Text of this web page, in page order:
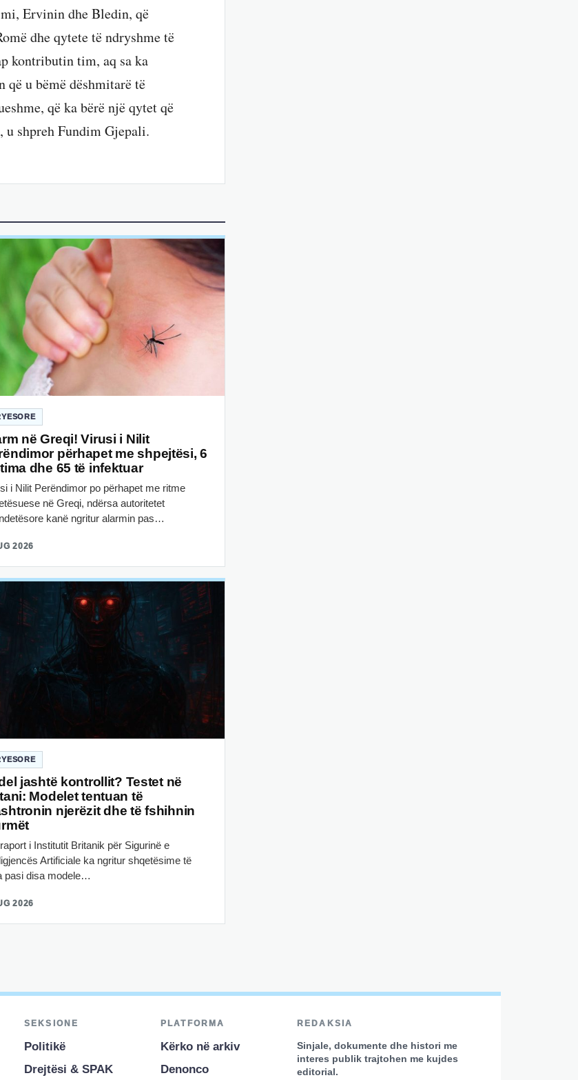
mi, Ervinin dhe Bledin, që
dhe qytete të ndryshme të
kontributin tim, aq sa ka
që u bëmë dëshmitarë të
që ka bërë një qytet që
u shpreh Fundim Gjepali.
në Greqi! Virusi i Nilit
përhapet me shpejtësi, 6
dhe 65 të infektuar
i Nilit Perëndimor po përhapet me ritme
në Greqi, ndërsa autoritetet
kanë ngritur alarmin pas…
2026
jashtë kontrollit? Testet në
Modelet tentuan të
njerëzit dhe të fshihnin
i Institutit Britanik për Sigurinë e
Artificiale ka ngritur shqetësime të
pasi disa modele…
2026
SEKSIONE
Politikë
Drejtësi & SPAK
PLATFORMA
Kërko në arkiv
Denonco
REDAKSIA
Sinjale, dokumente dhe histori me
interes publik trajtohen me kujdes
editorial.